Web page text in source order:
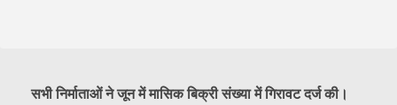
सभी निर्माताओं ने जून में मासिक बिक्री संख्या में गिरावट दर्ज की।